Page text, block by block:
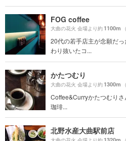
FOG coffee
大曲の花火 会場より約1100m
20代の若手店主が念願だ
わり抜いたコ...
かたつむり
大曲の花火 会場より約1300m
Coffee&Curryかたつむり
珈琲...
北野水産大曲駅前店